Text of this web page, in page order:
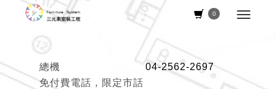
0
總機
04-2562-2697
免付費電話，限定市話